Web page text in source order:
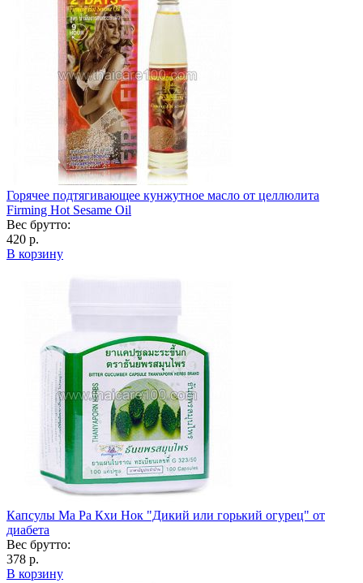
Горячее подтягивающее кунжутное масло от целлюлита
Firming Hot Sesame Oil
Вес брутто:
420 р.
В корзину
Капсулы Ма Ра Кхи Нок "Дикий или горький огурец" от
диабета
Вес брутто:
378 р.
В корзину